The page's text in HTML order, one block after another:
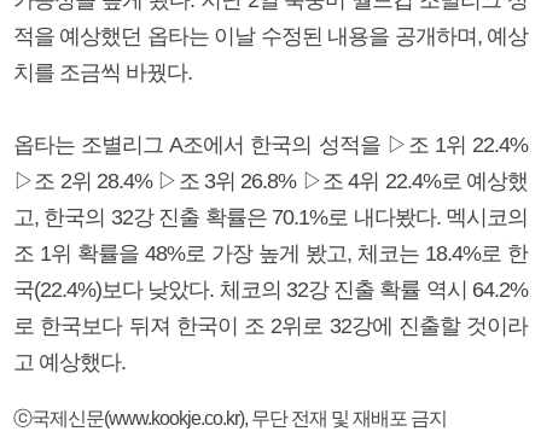
적을 예상했던 옵타는 이날 수정된 내용을 공개하며, 예상
치를 조금씩 바꿨다.
옵타는 조별리그 A조에서 한국의 성적을 ▷조 1위 22.4%
▷조 2위 28.4% ▷조 3위 26.8% ▷조 4위 22.4%로 예상했
고, 한국의 32강 진출 확률은 70.1%로 내다봤다. 멕시코의
조 1위 확률을 48%로 가장 높게 봤고, 체코는 18.4%로 한
국(22.4%)보다 낮았다. 체코의 32강 진출 확률 역시 64.2%
로 한국보다 뒤져 한국이 조 2위로 32강에 진출할 것이라
고 예상했다.
ⓒ국제신문(www.kookje.co.kr), 무단 전재 및 재배포 금지